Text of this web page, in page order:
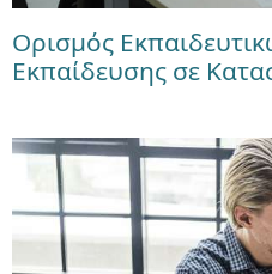
Ορισμός
Εκπαίδευσης σε